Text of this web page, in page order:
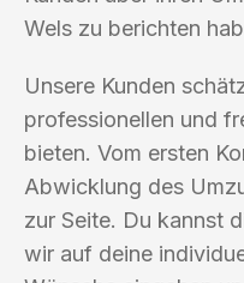
Wels zu berichten
Unsere Kunden
professionellen und
bieten. Vom ersten
Abwicklung des
zur Seite. Du kannst
wir auf deine